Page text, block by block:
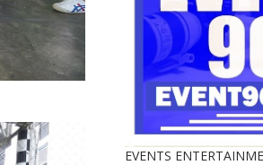
EVENTS